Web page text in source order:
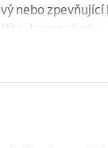
nebo
do poznámky.